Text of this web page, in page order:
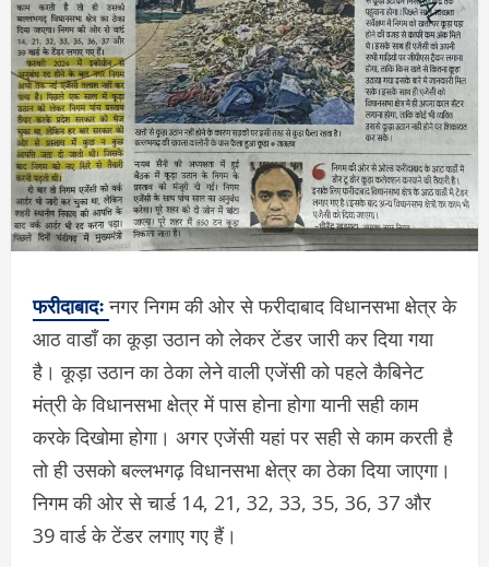
फरीदाबादःनगर निगम की ओर से फरीदाबाद विधानसभा क्षेत्र के
आठ वाडाँ का कूड़ा उठान को लेकर टेंडर जारी कर दिया गया
है। कूड़ा उठान का ठेका लेने वाली एजेंसी को पहले कैबिनेट
मंत्री के विधानसभा क्षेत्र में पास होना होगा यानी सही काम
करके दिखोमा होगा। अगर एजेंसी यहां पर सही से काम करती है
तो ही उसको बल्लभगढ़ विधानसभा क्षेत्र का ठेका दिया जाएगा।
निगम की ओर से चार्ड 14, 21, 32, 33, 35, 36, 37 और
39 वार्ड के टेंडर लगाए गए हैं।